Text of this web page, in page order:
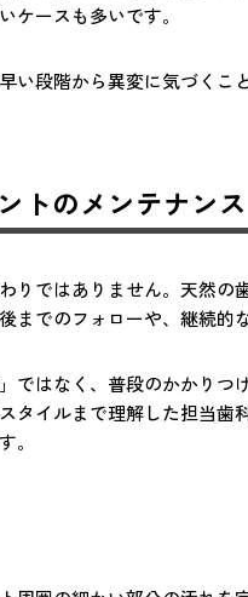
ケースも多いです。
段階から異変に気づくこ
トのメンテナンス
りではありません。天然
までのフォローや、継続的
ではなく、普段のかかりつ
タイルまで理解した担当
。